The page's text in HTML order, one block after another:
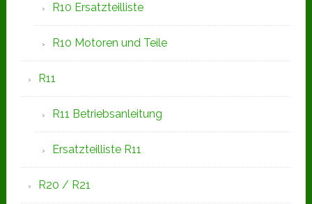
R10 Ersatzteilliste
R10 Motoren und Teile
R11
R11 Betriebsanleitung
Ersatzteilliste R11
R20 / R21